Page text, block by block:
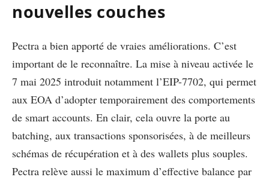
nouvelles couches
Pectra a bien apporté de vraies améliorations. C’est
important de le reconnaître. La mise à niveau activée le
7 mai 2025 introduit notamment l’EIP-7702, qui permet
aux EOA d’adopter temporairement des comportements
de smart accounts. En clair, cela ouvre la porte au
batching, aux transactions sponsorisées, à de meilleurs
schémas de récupération et à des wallets plus souples.
Pectra relève aussi le maximum d’effective balance par